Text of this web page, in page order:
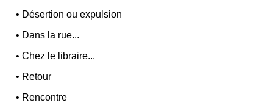
• Désertion ou expulsion
• Dans la rue...
•Chez le libraire...
• Retour
• Rencontre